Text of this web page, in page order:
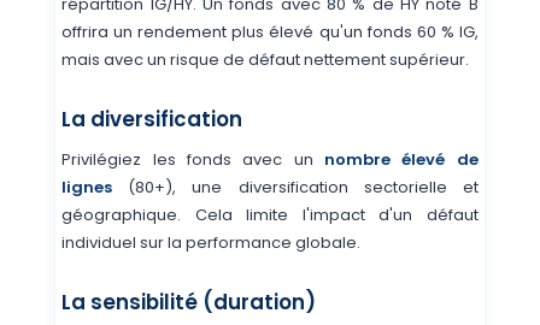
offrira un rendement plus élevé qu'un fonds 60 % IG,
mais avec un risque de défaut nettement supérieur.
La diversification
Privilégiez les fonds avec un nombre élevé de
lignes (80+), une diversification sectorielle et
géographique. Cela limite l'impact d'un défaut
individuel sur la performance globale.
La sensibilité (duration)